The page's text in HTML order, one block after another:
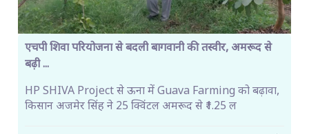
एचपी शिवा परियोजना से बदली बागवानी की तस्वीर, अमरूद से
बढ़ी ...
HP SHIVA Project से ऊना में Guava Farming को बढ़ावा,
किसान अजमेर सिंह ने 25 क्विंटल अमरूद से ₹1.25 ल